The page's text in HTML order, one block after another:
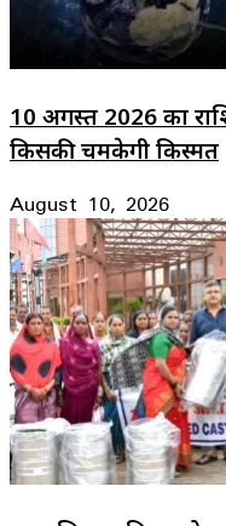
10 अगस्त 2026 का
किसकी चमकेगी किस्मत
August 10, 2026